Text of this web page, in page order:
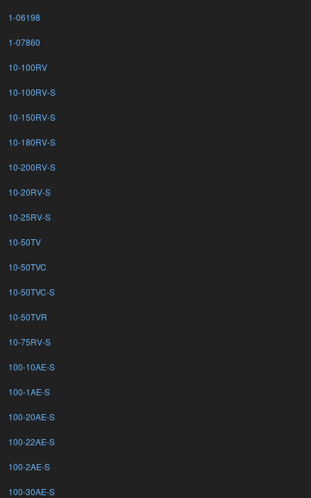
1-06198
1-07860
10-100RV
10-100RV-S
10-150RV-S
10-180RV-S
10-200RV-S
10-20RV-S
10-25RV-S
10-50TV
10-50TVC
10-50TVC-S
10-50TVR
10-75RV-S
100-10AE-S
100-1AE-S
100-20AE-S
100-22AE-S
100-2AE-S
100-30AE-S